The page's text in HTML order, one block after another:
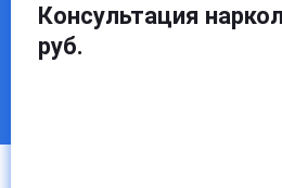
Консультация
руб.